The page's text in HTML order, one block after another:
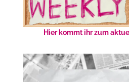
Hier kommt ihr zum